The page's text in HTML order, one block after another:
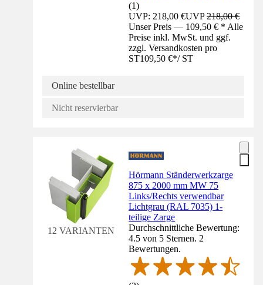
(1)
UVP: 218,00 €UVP218,00 €
Unser Preis — 109,50 € * Alle
Preise inkl. MwSt. und ggf.
zzgl. Versandkosten pro
ST109,50 €*/ ST
Online bestellbar
Nicht reservierbar
12 VARIANTEN
Hörmann Ständerwerkzarge
875 x 2000 mm MW 75
Links/Rechts verwendbar
Lichtgrau (RAL 7035) 1-
teilige Zarge
Durchschnittliche Bewertung:
4.5 von 5 Sternen. 2
Bewertungen.